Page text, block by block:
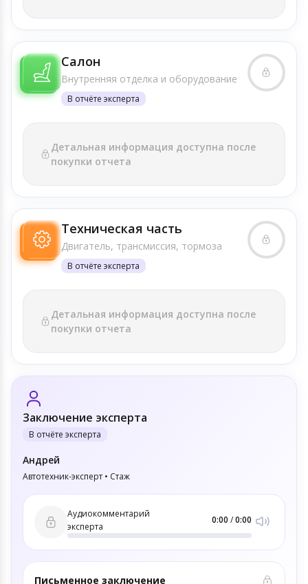
Салон
Внутренняя отделка и оборудование
В отчёте эксперта
Детальная информация доступна после
покупки отчета
Техническая часть
Двигатель, трансмиссия, тормоза
В отчёте эксперта
Детальная информация доступна после
покупки отчета
Заключение эксперта
В отчёте эксперта
Андрей
Автотехник-эксперт • Стаж
Аудиокомментарий
эксперта
0:00 /0:00
Письменное заключение